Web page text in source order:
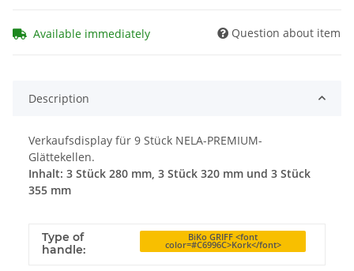
Available immediately Question about item
Description
Verkaufsdisplay für 9 Stück NELA-PREMIUM-
Glättekellen.
Inhalt: 3 Stück 280 mm, 3 Stück 320 mm und 3 Stück
355 mm
Type of
handle:
BiKo GRIFF <font
color=#C6996C>Kork</font>